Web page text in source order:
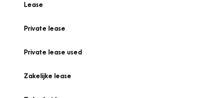
Lease
Private lease
Private lease used
Zakelijke lease